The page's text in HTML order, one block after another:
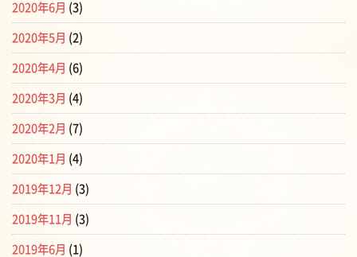
2020年6月 (3)
2020年5月 (2)
2020年4月 (6)
2020年3月 (4)
2020年2月 (7)
2020年1月 (4)
2019年12月 (3)
2019年11月 (3)
2019年6月 (1)